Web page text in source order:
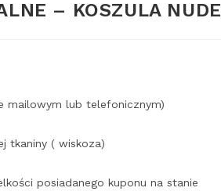
– KOSZULA NUDE
mailowym lub telefonicznym)
tkaniny ( wiskoza)
posiadanego kuponu na stanie